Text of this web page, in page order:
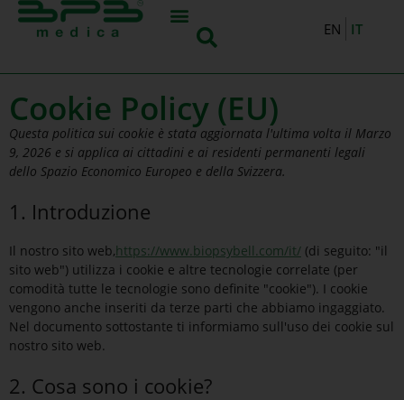
EN IT
Cookie Policy (EU)
Questa politica sui cookie è stata aggiornata l'ultima volta il Marzo
9, 2026 e si applica ai cittadini e ai residenti permanenti legali
dello Spazio Economico Europeo e della Svizzera.
1. Introduzione
Il nostro sito web,https://www.biopsybell.com/it/ (di seguito: "il
sito web") utilizza i cookie e altre tecnologie correlate (per
comodità tutte le tecnologie sono definite "cookie"). I cookie
vengono anche inseriti da terze parti che abbiamo ingaggiato.
Nel documento sottostante ti informiamo sull'uso dei cookie sul
nostro sito web.
2. Cosa sono i cookie?